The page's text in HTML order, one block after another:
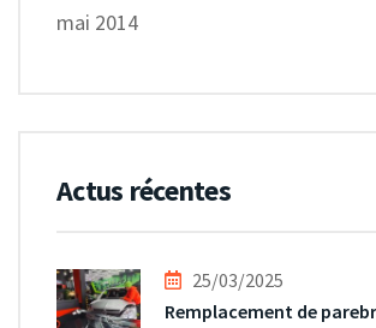
mai 2014
Actus récentes
25/03/2025
Remplacement de